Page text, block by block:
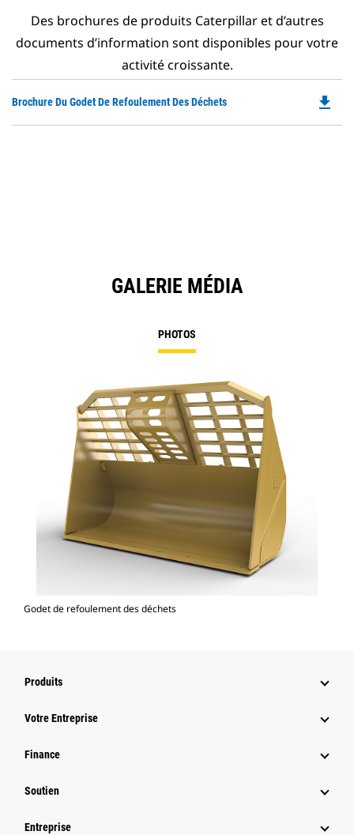
Des brochures de produits Caterpillar et d’autres
documents d’information sont disponibles pour votre
activité croissante.
Brochure Du Godet De Refoulement Des Déchets file_download
GALERIE MÉDIA
PHOTOS
Godet de refoulement des déchets
Produits
Votre Entreprise
Finance
Soutien
Entreprise